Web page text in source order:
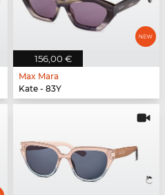
156,00 €
Max Mara
Kate - 83Y